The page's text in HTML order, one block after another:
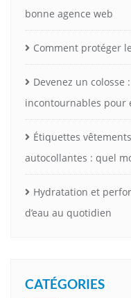
bonne agence web
Comment protéger
Devenez un colosse
incontournables pour
Étiquettes
autocollantes : quel
Hydratation et
d’eau au quotidien
CATÉGORIES